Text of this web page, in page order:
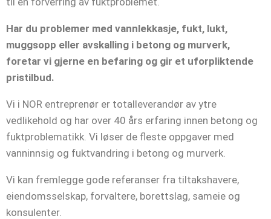
Har du problemer med vannlekkasje, fukt, lukt,
muggsopp eller avskalling i betong og murverk,
foretar vi gjerne en befaring og gir et uforpliktende
pristilbud.
Vi i NOR entreprenør er totalleverandør av ytre
vedlikehold og har over 40 års erfaring innen betong og
fuktproblematikk. Vi løser de fleste oppgaver med
vanninnsig og fuktvandring i betong og murverk.
Vi kan fremlegge gode referanser fra tiltakshavere,
eiendomsselskap, forvaltere, borettslag, sameie og
konsulenter.